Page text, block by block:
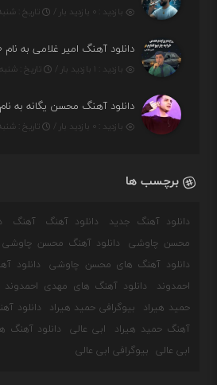
بازدید : ۰ بازدید بار / تاریخ : شنبه ۱۰ مرداد
بازدید : ۱ بازدید بار / تاریخ : شنبه ۱۰ مرداد
بازدید : ۰ بازدید بار / تاریخ : شنبه ۱۰ مرداد
برچسب ها
دانلود آهنگ جدید دانلود آهنگ آهنگ
محسن چاوشی
دانلود آهنگ محسن چاوشی
دانلود آهنگ های محسن چاوشی
دانلود
احمدوند
دانلود آهنگ های مهدی احمدوند
حمید هیراد
بیوگرافی حمید هیراد دانلود
آهنگ حمید هیراد
ابی عالی دانلود آهنگ
ابی عالی
بیوگرافی ابی عالی